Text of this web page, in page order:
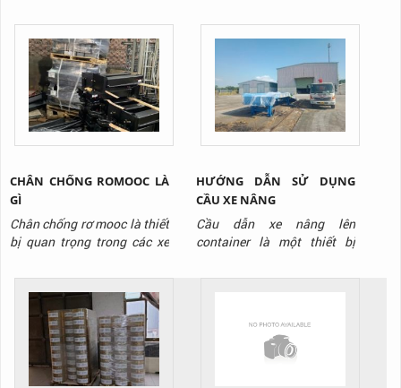
CHÂN CHỐNG ROMOOC LÀ
GÌ
Chân chống rơ mooc là thiết
bị quan trọng trong các xe
nâng đỡ cho thùng xe và
làm thiết bị nâng đỡ cho quá
trình chuyển đổi đầu xe, trao
đổi vận hành, trao đổi hàng
hóa hay là bảo trì bảo
dưỡng. Nó hoạt động bởi
HƯỚNG DẪN SỬ DỤNG
CẦU XE NÂNG
Cầu dẫn xe nâng lên
container là một thiết bị
phổ biến ở nhiều kho xưởng.
phải ai cũng biết cách sử
dụng đúng để đảm bảo an